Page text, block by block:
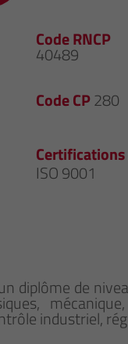
Code RNCP
40489
Code CP280
Certifications
ISO 9001
diplôme de
industriel,